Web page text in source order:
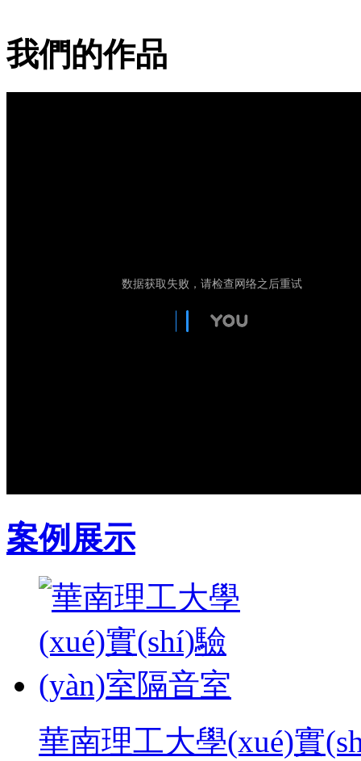
我們的作品
案例展示
華南理工大學(xué)實